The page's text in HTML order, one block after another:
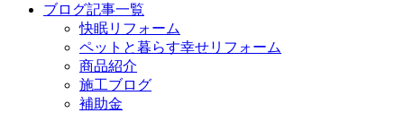
ブログ記事一覧
快眠リフォーム
ペットと暮らす幸せリフォーム
商品紹介
施工ブログ
補助金